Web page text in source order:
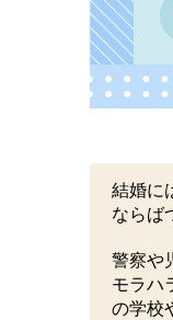
結婚に
ならば
警察や
モラハ
の学校